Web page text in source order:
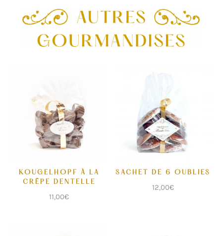
KOUGELHOPF À LA
CRÊPE DENTELLE
11,00€
SACHET DE 6 OUBLIES
12,00€